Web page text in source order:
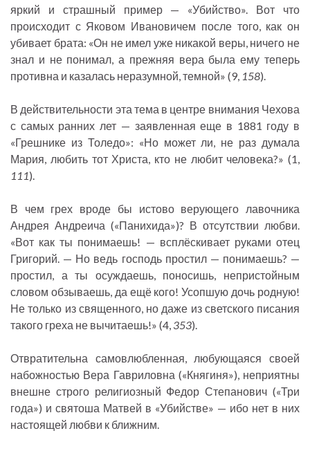
яркий и страшный пример — «Убийство». Вот что
происходит с Яковом Ивановичем после того, как он
убивает брата: «Он не имел уже никакой веры, ничего не
знал и не понимал, а прежняя вера была ему теперь
противна и казалась неразумной, темной» (9, 158).
В действительности эта тема в центре внимания Чехова
с самых ранних лет — заявленная еще в 1881 году в
«Грешнике из Толедо»: «Но может ли, не раз думала
Мария, любить тот Христа, кто не любит человека?» (1,
111).
В чем грех вроде бы истово верующего лавочника
Андрея Андреича («Панихида»)? В отсутствии любви.
«Вот как ты понимаешь! — всплёскивает руками отец
Григорий. — Но ведь господь простил — понимаешь? —
простил, а ты осуждаешь, поносишь, непристойным
словом обзываешь, да ещё кого! Усопшую дочь родную!
Не только из священного, но даже из светского писания
такого греха не вычитаешь!» (4, 353).
Отвратительна самовлюбленная, любующаяся своей
набожностью Вера Гавриловна («Княгиня»), неприятны
внешне строго религиозный Федор Степанович («Три
года») и святоша Матвей в «Убийстве» — ибо нет в них
настоящей любви к ближним.